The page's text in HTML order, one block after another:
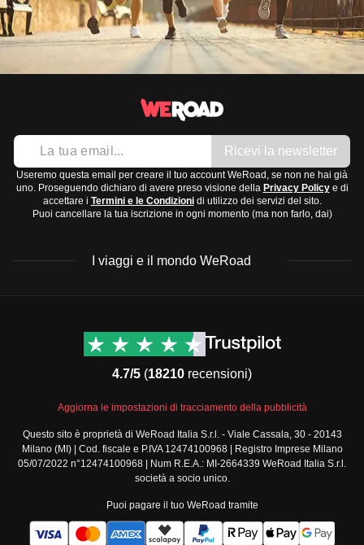
Ricevi la newsletter
Useremo questa email per creare il tuo account WeRoad, se non ne hai già
uno. Proseguendo dichiaro di avere preso visione della Privacy Policye di
accettare i Termini e le Condizionidi utilizzo dei servizi del sito.
Puoi cancellare la tua iscrizione in ogni momento (ma non farlo, dai)
I viaggi e il mondo WeRoad
Viaggi di gruppo Nord
Viaggi di gruppo Centro
Viaggi di gruppo Sud
America
Viaggi di gruppo Africa
Viaggi di gruppo Medio
Viaggi di gruppo Asia
Viaggi di gruppo Europa
Contatti
Termini e condizioni
Condizioni generali
standard
Policy annullamento
viaggio
Cookie policy
Privacy policy
Security
4.7/5 (18210 recensioni)
Aggiorna le impostazioni di tracciamento della pubblicità
Questo sito è proprietà di WeRoad Italia S.r.l. - Viale Cassala, 30 - 20143
Milano (MI) | Cod. fiscale e P.IVA 12474100968 | Registro Imprese Milano
05/07/2022 n°12474100968 | Num R.E.A.: MI-2664339 WeRoad Italia S.r.l.
società a socio unico.
Puoi pagare il tuo WeRoad tramite